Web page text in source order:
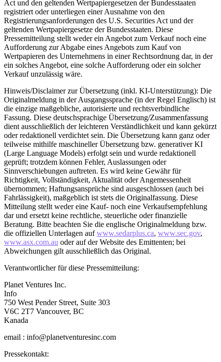
Act und den geltenden Wertpapiergesetzen der Bundesstaaten
registriert oder unterliegen einer Ausnahme von den
Registrierungsanforderungen des U.S. Securities Act und der
geltenden Wertpapiergesetze der Bundesstaaten. Diese
Pressemitteilung stellt weder ein Angebot zum Verkauf noch eine
Aufforderung zur Abgabe eines Angebots zum Kauf von
Wertpapieren des Unternehmens in einer Rechtsordnung dar, in der
ein solches Angebot, eine solche Aufforderung oder ein solcher
Verkauf unzulässig wäre.
Hinweis/Disclaimer zur Übersetzung (inkl. KI-Unterstützung): Die
Originalmeldung in der Ausgangssprache (in der Regel Englisch) ist
die einzige maßgebliche, autorisierte und rechtsverbindliche
Fassung. Diese deutschsprachige Übersetzung/Zusammenfassung
dient ausschließlich der leichteren Verständlichkeit und kann gekürzt
oder redaktionell verdichtet sein. Die Übersetzung kann ganz oder
teilweise mithilfe maschineller Übersetzung bzw. generativer KI
(Large Language Models) erfolgt sein und wurde redaktionell
geprüft; trotzdem können Fehler, Auslassungen oder
Sinnverschiebungen auftreten. Es wird keine Gewähr für
Richtigkeit, Vollständigkeit, Aktualität oder Angemessenheit
übernommen; Haftungsansprüche sind ausgeschlossen (auch bei
Fahrlässigkeit), maßgeblich ist stets die Originalfassung. Diese
Mitteilung stellt weder eine Kauf- noch eine Verkaufsempfehlung
dar und ersetzt keine rechtliche, steuerliche oder finanzielle
Beratung. Bitte beachten Sie die englische Originalmeldung bzw.
die offiziellen Unterlagen aufwww.sedarplus.ca, www.sec.gov,
www.asx.com.au oder auf der Website des Emittenten; bei
Abweichungen gilt ausschließlich das Original.
Verantwortlicher für diese Pressemitteilung:
Planet Ventures Inc.
Info
750 West Pender Street, Suite 303
V6C 2T7 Vancouver, BC
Kanada
email : info@planetventuresinc.com
Pressekontakt: